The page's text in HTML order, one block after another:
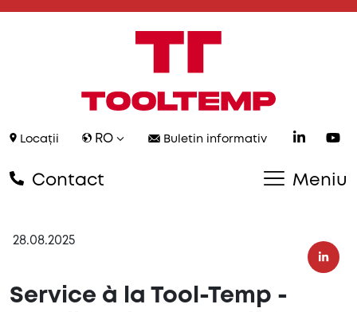
Locații RO Buletin informativ
Contact Meniu
28.08.2025
Service à la Tool-Temp -